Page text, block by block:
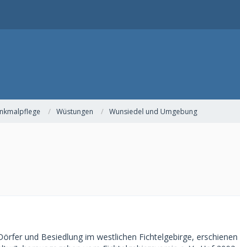
Wüstungen Wunsiedel und Umgebung
und Besiedlung im westlichen Fichtelgebirge,